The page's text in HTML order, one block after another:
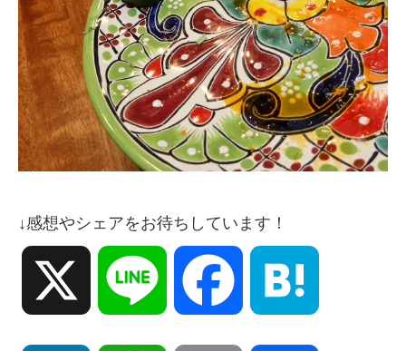
↓感想やシェアをお待ちしています！
Line Facebook